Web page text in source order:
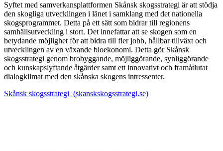
Syftet med samverkansplattformen Skånsk skogsstrategi är att stödja
den skogliga utvecklingen i länet i samklang med det nationella
skogsprogrammet. Detta på ett sätt som bidrar till regionens
samhällsutveckling i stort. Det innefattar att se skogen som en
betydande möjlighet för att bidra till fler jobb, hållbar tillväxt och
utvecklingen av en växande bioekonomi. Detta gör Skånsk
skogsstrategi genom brobyggande, möjliggörande, synliggörande
och kunskapslyftande åtgärder samt ett innovativt och framåtlutat
dialogklimat med den skånska skogens intressenter.
Skånsk skogsstrategi (skanskskogsstrategi.se)